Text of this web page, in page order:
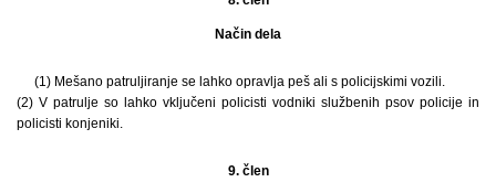
Način dela
(1) Mešano patruljiranje se lahko opravlja peš ali s policijskimi vozili.
(2) V patrulje so lahko vključeni policisti vodniki službenih psov policije in
policisti konjeniki.
9. člen